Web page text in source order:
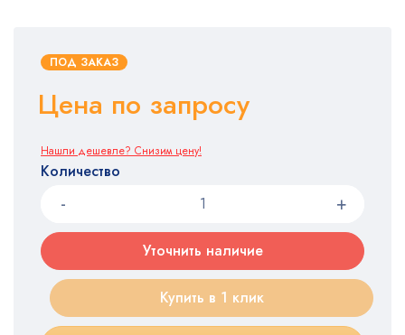
ПОД ЗАКАЗ
Цена по запросу
Нашли дешевле? Снизим цену!
Количество
Уточнить наличие
Купить в 1 клик